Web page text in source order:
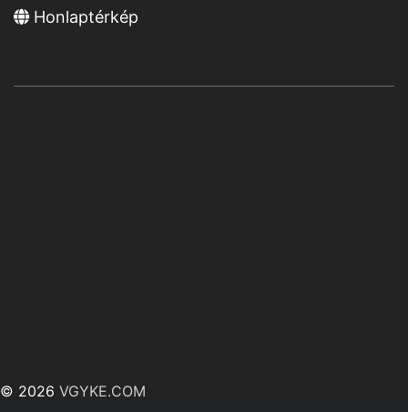
Honlaptérkép
© 2026 VGYKE.COM